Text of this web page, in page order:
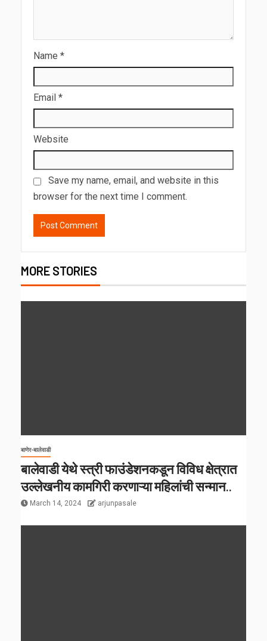
Name *
Email *
Website
Save my name, email, and website in this
browser for the next time I comment.
MORE STORIES
बाणेर-बालेवाडी
बालेवाडी येथे स्त्री फाउंडेशनकडून विविध क्षेत्रात
उल्लेखनीय कामगिरी करणाऱ्या महिलांची सन्मान..
March 14, 2024 arjunpasale